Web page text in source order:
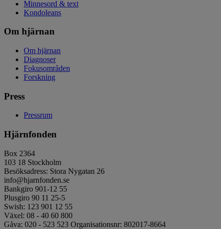
Minnesord & text
Kondoleans
Om hjärnan
Om hjärnan
Diagnoser
Fokusområden
Forskning
Press
Pressrum
Hjärnfonden
Box 2364
103 18 Stockholm
Besöksadress: Stora Nygatan 26
info@hjarnfonden.se
Bankgiro 901-12 55
Plusgiro 90 11 25-5
Swish: 123 901 12 55
Växel: 08 - 40 60 800
Gåva: 020 - 523 523 Organisationsnr: 802017-8664